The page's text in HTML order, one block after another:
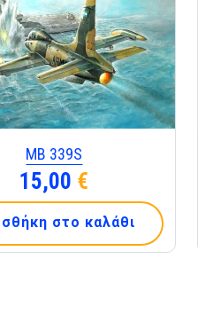
ΜΒ 339S
15,00 €
στο καλάθι